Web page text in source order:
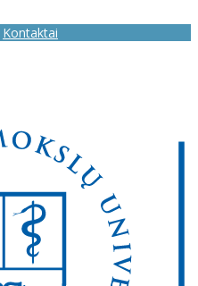
Kontaktai